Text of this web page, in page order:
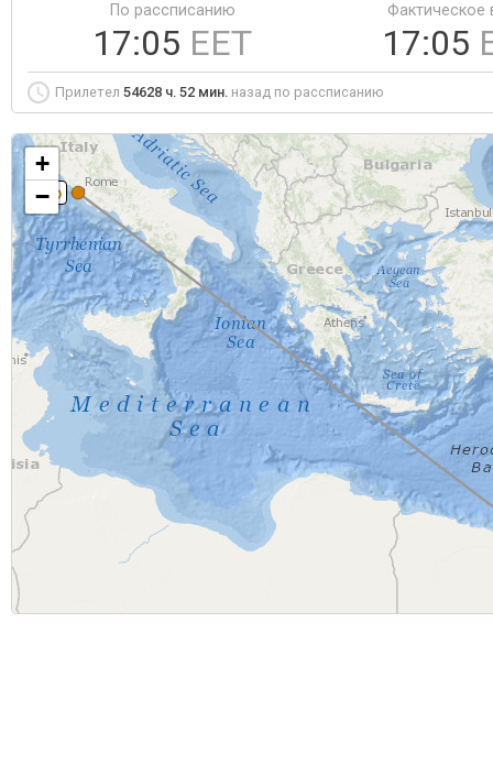
По рассписанию
17:05 EET
Фактическое
17:05
Прилетел 54628 ч. 52 мин. назад по рассписанию
FCO
+
−